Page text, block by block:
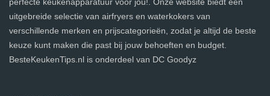
uitgebreide selectie van airfryers en waterkokers van
verschillende merken en prijscategorieën, zodat je altijd de beste
keuze kunt maken die past bij jouw behoeften en budget.
BesteKeukenTips.nl is onderdeel van DC Goodyz